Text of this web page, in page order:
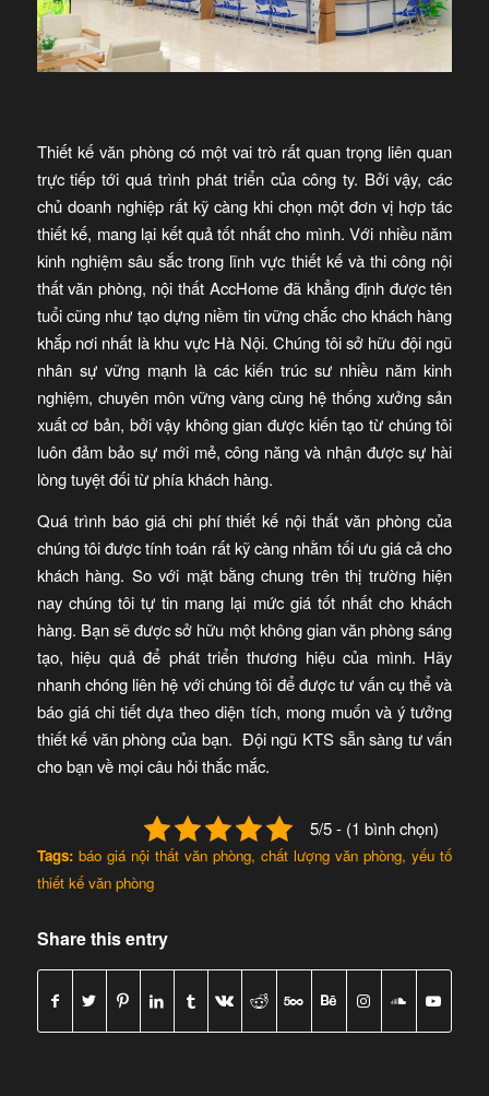
Thiết kế văn phòng có một vai trò rất quan trọng liên quan
trực tiếp tới quá trình phát triển của công ty. Bởi vậy, các
chủ doanh nghiệp rất kỹ càng khi chọn một đơn vị hợp tác
thiết kế, mang lại kết quả tốt nhất cho mình. Với nhiều năm
kinh nghiệm sâu sắc trong lĩnh vực thiết kế và thi công nội
thất văn phòng, nội thất AccHome đã khẳng định được tên
tuổi cũng như tạo dựng niềm tin vững chắc cho khách hàng
khắp nơi nhất là khu vực Hà Nội. Chúng tôi sở hữu đội ngũ
nhân sự vững mạnh là các kiến trúc sư nhiều năm kinh
nghiệm, chuyên môn vững vàng cùng hệ thống xưởng sản
xuất cơ bản, bởi vậy không gian được kiến tạo từ chúng tôi
luôn đảm bảo sự mới mẻ, công năng và nhận được sự hài
lòng tuyệt đối từ phía khách hàng.
Quá trình báo giá chi phí thiết kế nội thất văn phòng của
chúng tôi được tính toán rất kỹ càng nhằm tối ưu giá cả cho
khách hàng. So với mặt bằng chung trên thị trường hiện
nay chúng tôi tự tin mang lại mức giá tốt nhất cho khách
hàng. Bạn sẽ được sở hữu một không gian văn phòng sáng
tạo, hiệu quả để phát triển thương hiệu của mình. Hãy
nhanh chóng liên hệ với chúng tôi để được tư vấn cụ thể và
báo giá chi tiết dựa theo diện tích, mong muốn và ý tưởng
thiết kế văn phòng của bạn. Đội ngũ KTS sẵn sàng tư vấn
cho bạn về mọi câu hỏi thắc mắc.
5/5 - (1 bình chọn)
Tags: báo giá nội thất văn phòng,chất lượng văn phòng,yếu tố
thiết kế văn phòng
Share this entry